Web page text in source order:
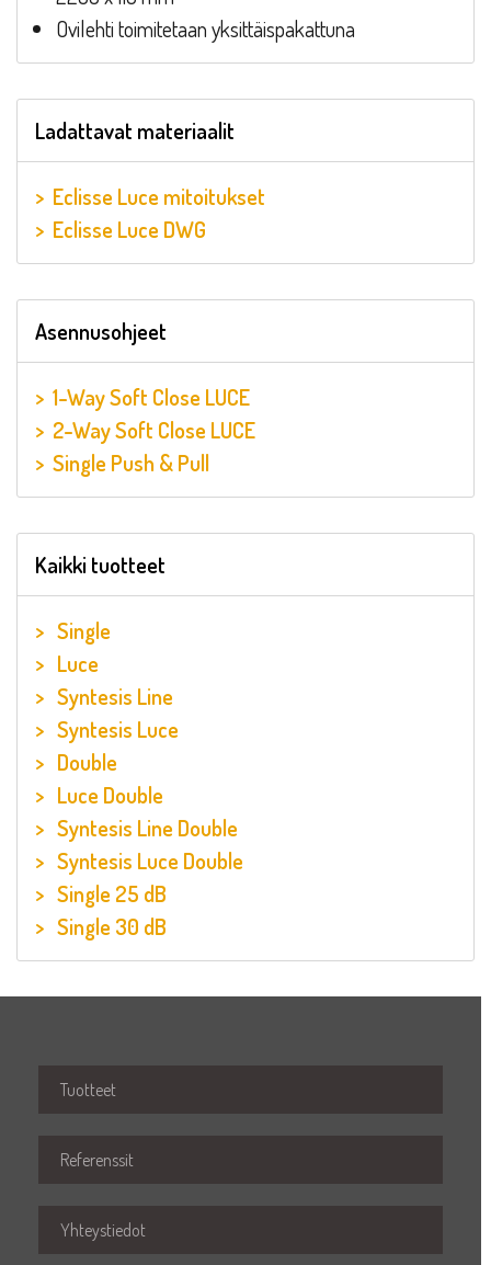
Ovilehti toimitetaan yksittäispakattuna
Ladattavat materiaalit
Eclisse Luce mitoitukset
Eclisse Luce DWG
Asennusohjeet
1-Way Soft Close LUCE
2-Way Soft Close LUCE
Single Push & Pull
Kaikki tuotteet
Single
Luce
Syntesis Line
Syntesis Luce
Double
Luce Double
Syntesis Line Double
Syntesis Luce Double
Single 25 dB
Single 30 dB
Tuotteet
Referenssit
Yhteystiedot